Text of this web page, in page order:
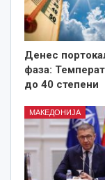
Денес
фаза:
до 40 степени
МАКЕДОНИЈА